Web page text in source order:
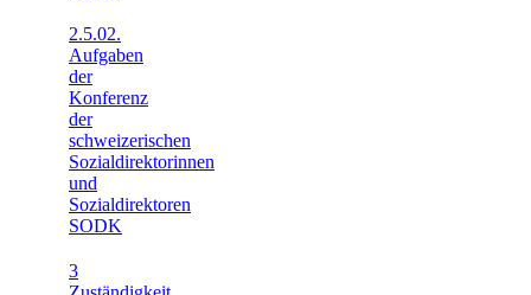
2.5.02.
Aufgaben
der
Konferenz
der
schweizerischen
Sozialdirektorinnen
und
Sozialdirektoren
SODK
3